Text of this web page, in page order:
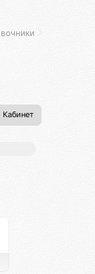
Кабинет